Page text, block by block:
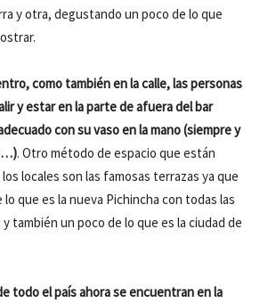
y otra, degustando un poco de lo que
como también en la calle, las personas
y estar en la parte de afuera del bar
con su vaso en la mano (siempre y
. Otro método de espacio que están
locales son las famosas terrazas ya que
que es la nueva Pichincha con todas las
también un poco de lo que es la ciudad de
todo el país ahora se encuentran en la